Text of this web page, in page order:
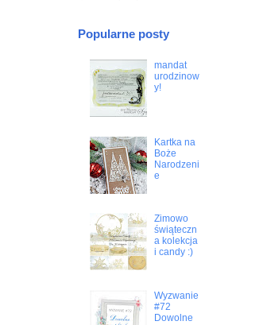
Popularne posty
mandat
urodzinow
y!
Kartka na
Boże
Narodzeni
e
Zimowo
świąteczn
a kolekcja
i candy :)
Wyzwanie
#72
Dowolne